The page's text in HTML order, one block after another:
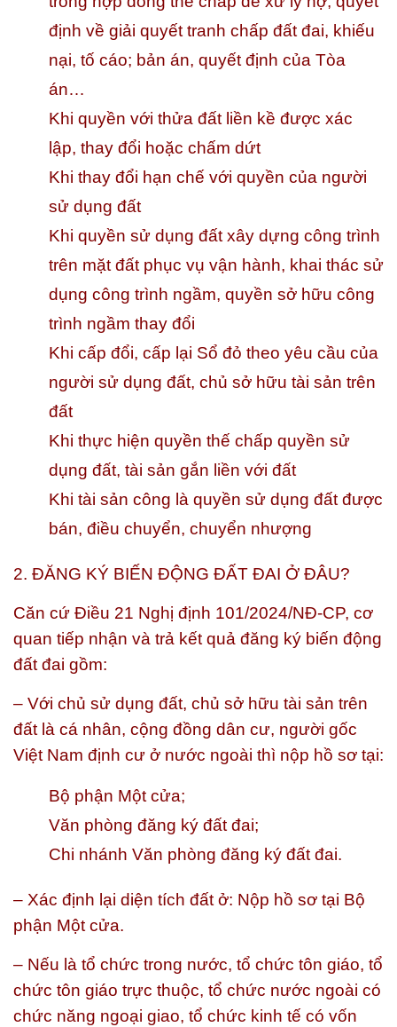
định về giải quyết tranh chấp đất đai, khiếu
nại, tố cáo; bản án, quyết định của Tòa
án…
Khi quyền với thửa đất liền kề được xác
lập, thay đổi hoặc chấm dứt
Khi thay đổi hạn chế với quyền của người
sử dụng đất
Khi quyền sử dụng đất xây dựng công trình
trên mặt đất phục vụ vận hành, khai thác sử
dụng công trình ngầm, quyền sở hữu công
trình ngầm thay đổi
Khi cấp đổi, cấp lại Sổ đỏ theo yêu cầu của
người sử dụng đất, chủ sở hữu tài sản trên
đất
Khi thực hiện quyền thế chấp quyền sử
dụng đất, tài sản gắn liền với đất
Khi tài sản công là quyền sử dụng đất được
bán, điều chuyển, chuyển nhượng
2. ĐĂNG KÝ BIẾN ĐỘNG ĐẤT ĐAI Ở ĐÂU?
Căn cứ Điều 21 Nghị định 101/2024/NĐ-CP, cơ
quan tiếp nhận và trả kết quả đăng ký biến động
đất đai gồm:
– Với chủ sử dụng đất, chủ sở hữu tài sản trên
đất là cá nhân, cộng đồng dân cư, người gốc
Việt Nam định cư ở nước ngoài thì nộp hồ sơ tại:
Bộ phận Một cửa;
Văn phòng đăng ký đất đai;
Chi nhánh Văn phòng đăng ký đất đai.
– Xác định lại diện tích đất ở: Nộp hồ sơ tại Bộ
phận Một cửa.
– Nếu là tổ chức trong nước, tổ chức tôn giáo, tổ
chức tôn giáo trực thuộc, tổ chức nước ngoài có
chức năng ngoại giao, tổ chức kinh tế có vốn